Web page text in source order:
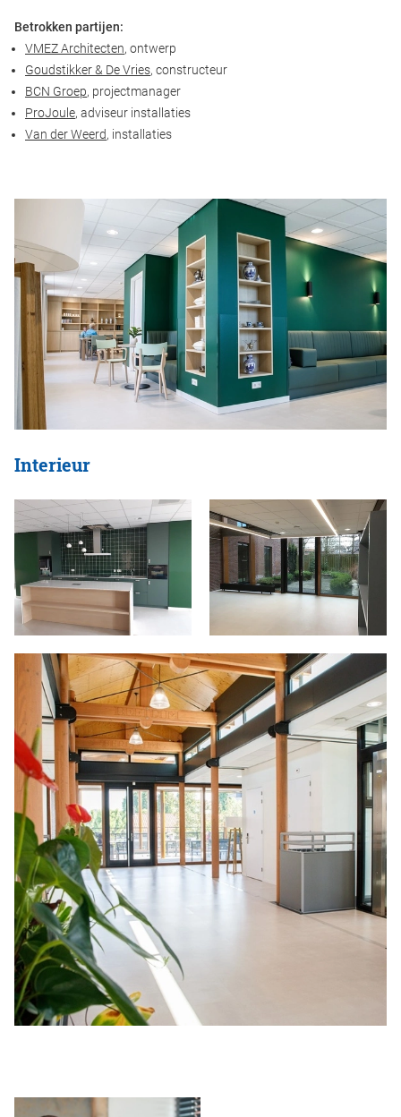
Betrokken partijen:
VMEZ Architecten, ontwerp
Goudstikker & De Vries, constructeur
BCN Groep, projectmanager
ProJoule, adviseur installaties
Van der Weerd, installaties
Interieur